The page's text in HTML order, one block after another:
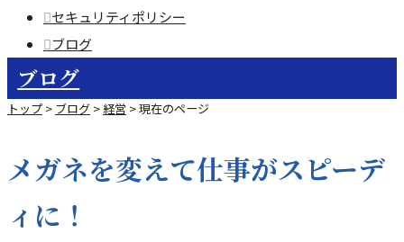
セキュリティポリシー
ブログ
ブログ
トップ > ブログ >経営 >現在のページ
メガネを変えて仕事がスピーデ
ィに！